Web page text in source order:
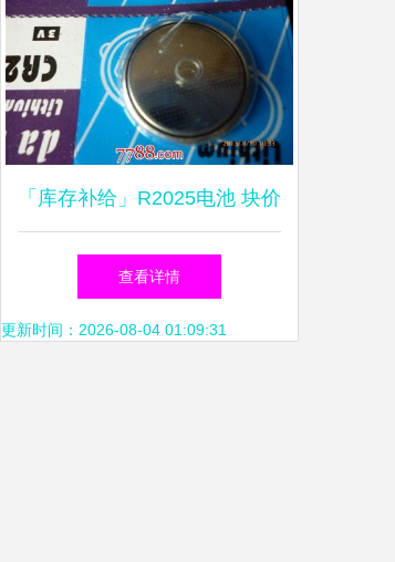
「库存补给」R2025电池 块价
亲民主打可靠，选览入驻平台
一键售
查看详情
更新时间：2026-08-04 01:09:31